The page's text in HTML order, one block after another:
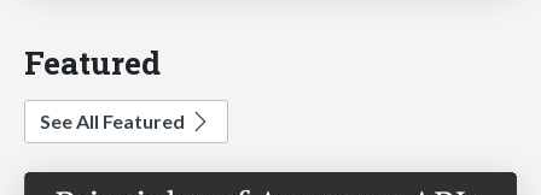
Featured
See All Featured